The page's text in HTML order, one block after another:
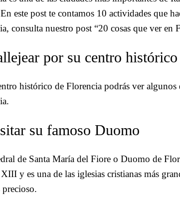
este post te contamos 10 actividades que
consulta nuestro post “20 cosas que ver en
por su centro histórico
histórico de Florencia podrás ver
su famoso Duomo
de Santa María del Fiore o Duomo de
y es una de las iglesias cristianas más
precioso.